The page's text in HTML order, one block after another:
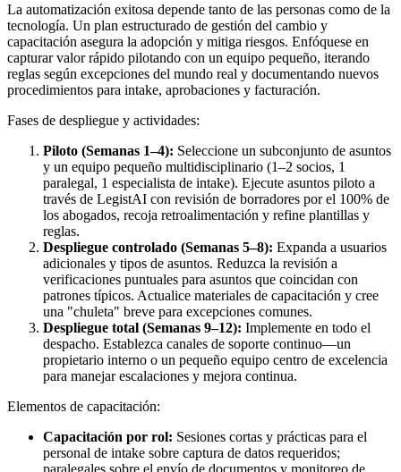
La automatización exitosa depende tanto de las personas como de la
tecnología. Un plan estructurado de gestión del cambio y
capacitación asegura la adopción y mitiga riesgos. Enfóquese en
capturar valor rápido pilotando con un equipo pequeño, iterando
reglas según excepciones del mundo real y documentando nuevos
procedimientos para intake, aprobaciones y facturación.
Fases de despliegue y actividades:
Piloto (Semanas 1–4): Seleccione un subconjunto de asuntos
y un equipo pequeño multidisciplinario (1–2 socios, 1
paralegal, 1 especialista de intake). Ejecute asuntos piloto a
través de LegistAI con revisión de borradores por el 100% de
los abogados, recoja retroalimentación y refine plantillas y
reglas.
Despliegue controlado (Semanas 5–8): Expanda a usuarios
adicionales y tipos de asuntos. Reduzca la revisión a
verificaciones puntuales para asuntos que coincidan con
patrones típicos. Actualice materiales de capacitación y cree
una "chuleta" breve para excepciones comunes.
Despliegue total (Semanas 9–12): Implemente en todo el
despacho. Establezca canales de soporte continuo—un
propietario interno o un pequeño equipo centro de excelencia
para manejar escalaciones y mejora continua.
Elementos de capacitación:
Capacitación por rol: Sesiones cortas y prácticas para el
personal de intake sobre captura de datos requeridos;
paralegales sobre el envío de documentos y monitoreo de